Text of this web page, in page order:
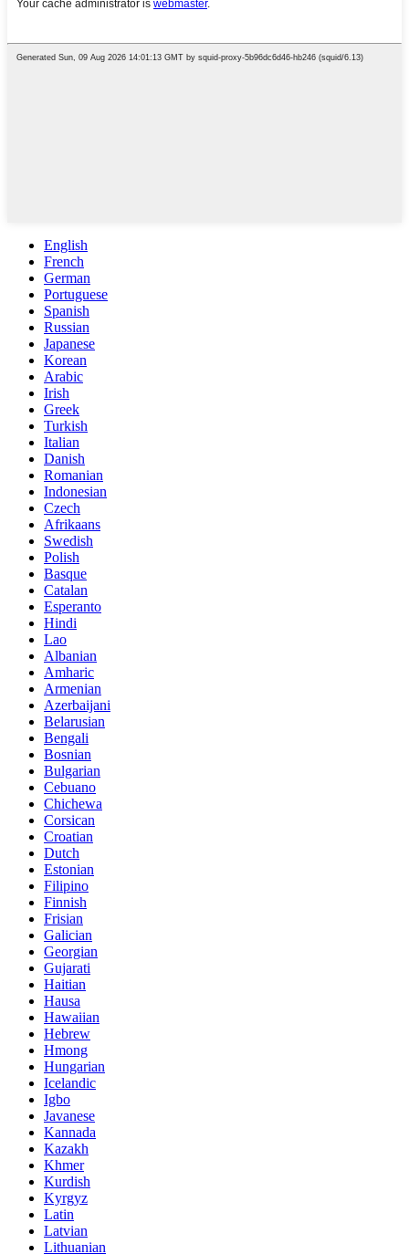
English
French
German
Portuguese
Spanish
Russian
Japanese
Korean
Arabic
Irish
Greek
Turkish
Italian
Danish
Romanian
Indonesian
Czech
Afrikaans
Swedish
Polish
Basque
Catalan
Esperanto
Hindi
Lao
Albanian
Amharic
Armenian
Azerbaijani
Belarusian
Bengali
Bosnian
Bulgarian
Cebuano
Chichewa
Corsican
Croatian
Dutch
Estonian
Filipino
Finnish
Frisian
Galician
Georgian
Gujarati
Haitian
Hausa
Hawaiian
Hebrew
Hmong
Hungarian
Icelandic
Igbo
Javanese
Kannada
Kazakh
Khmer
Kurdish
Kyrgyz
Latin
Latvian
Lithuanian